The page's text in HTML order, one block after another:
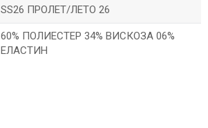
SS26 ПРОЛЕТ/ЛЕТО 26
60% ПОЛИЕСТЕР 34% ВИСКОЗА 06%
ЕЛАСТИН